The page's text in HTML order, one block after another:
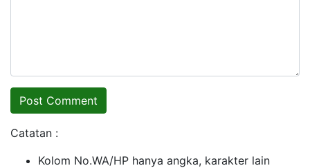
Catatan :
Kolom No.WA/HP hanya angka, karakter lain